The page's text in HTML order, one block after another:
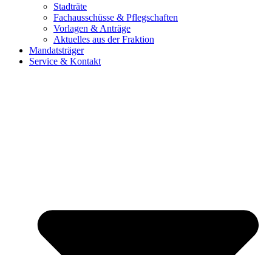
Stadträte
Fachausschüsse & Pflegschaften
Vorlagen & Anträge
Aktuelles aus der Fraktion
Mandatsträger
Service & Kontakt